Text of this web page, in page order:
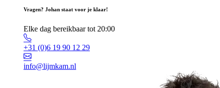
Vragen? Johan staat voor je klaar!
Elke dag bereikbaar tot 20:00
+31 (0)6 19 90 12 29
info@lijmkam.nl